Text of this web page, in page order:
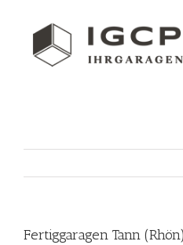
Fertiggaragen Tann